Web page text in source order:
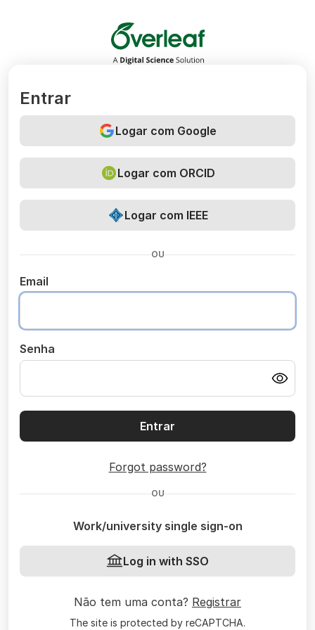
Overleaf
Entrar
Logar com Google
Logar com ORCID
Logar com IEEE
OU
Email
Senha
Entrar
Forgot password?
OU
Work/university single sign-on
Log in with SSO
Não tem uma conta? Registrar
The site is protected by reCAPTCHA.